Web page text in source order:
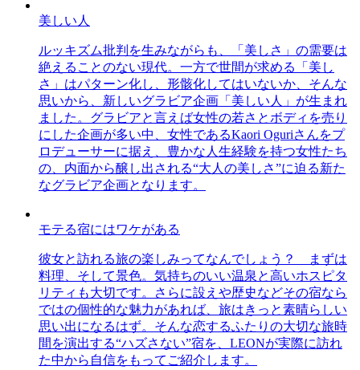
美しい人
ルッキズム批判を生みながらも、「美しさ」の需要は
絶えることのない現代。一方で世間が求める「美し
さ」はパターン化し、形骸化してはいないか、そんな
思いから、新しいグラビア企画「美しい人」が生まれ
ました。グラビアと言えば女性の若さとボディを売り
にした企画が多い中、女性であるKaori Oguriさんをプ
ロデューサーに据え、豊かな人生経験を持つ女性たち
の、内面から醸し出される“大人の美しさ”に迫る新た
なグラビア企画となります。
モテる宿にはワケがある
彼女と訪れる旅の楽しみってなんでしょう？ まずは
料理、そして景色。気持ちのいい温泉と高いホスピタ
リティも大切です。さらに設えや歴史などその宿なら
ではの個性的な魅力があれば、旅はきっと素晴らしい
思い出になるはず。そんな恋するふたりの大切な旅時
間を演出する“ハズさない”宿を、LEONが実際に訪れ
た中から自信をもってご紹介します。